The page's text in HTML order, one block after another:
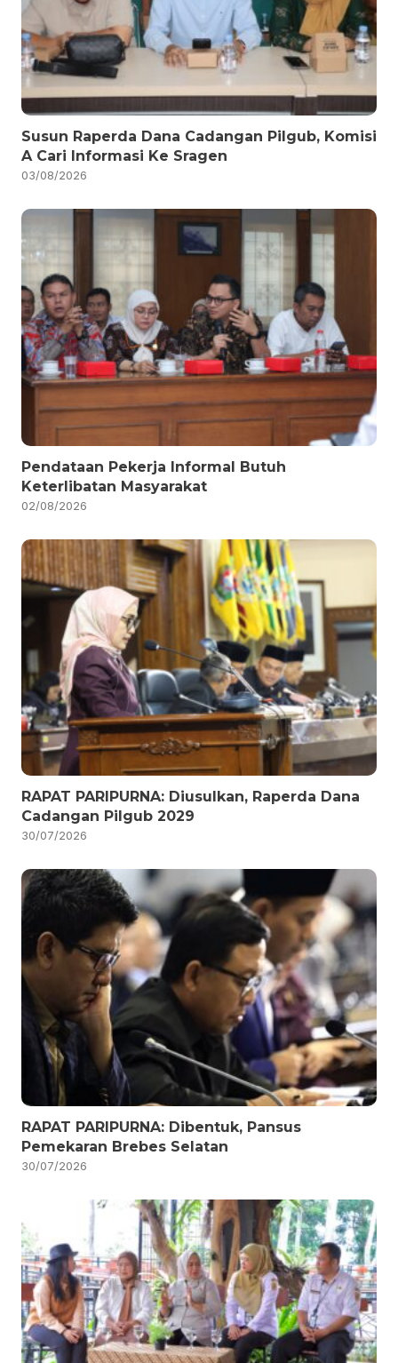
Susun Raperda Dana Cadangan Pilgub, Komisi
A Cari Informasi Ke Sragen
03/08/2026
Pendataan Pekerja Informal Butuh
Keterlibatan Masyarakat
02/08/2026
RAPAT PARIPURNA: Diusulkan, Raperda Dana
Cadangan Pilgub 2029
30/07/2026
RAPAT PARIPURNA: Dibentuk, Pansus
Pemekaran Brebes Selatan
30/07/2026